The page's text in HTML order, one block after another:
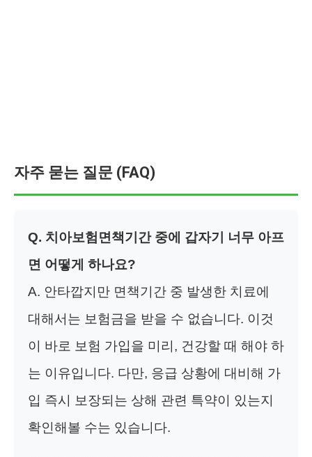
자주 묻는 질문 (FAQ)
Q. 치아보험면책기간 중에 갑자기 너무 아프
면 어떻게 하나요?
A. 안타깝지만 면책기간 중 발생한 치료에
대해서는 보험금을 받을 수 없습니다. 이것
이 바로 보험 가입을 미리, 건강할 때 해야 하
는 이유입니다. 다만, 응급 상황에 대비해 가
입 즉시 보장되는 상해 관련 특약이 있는지
확인해볼 수는 있습니다.